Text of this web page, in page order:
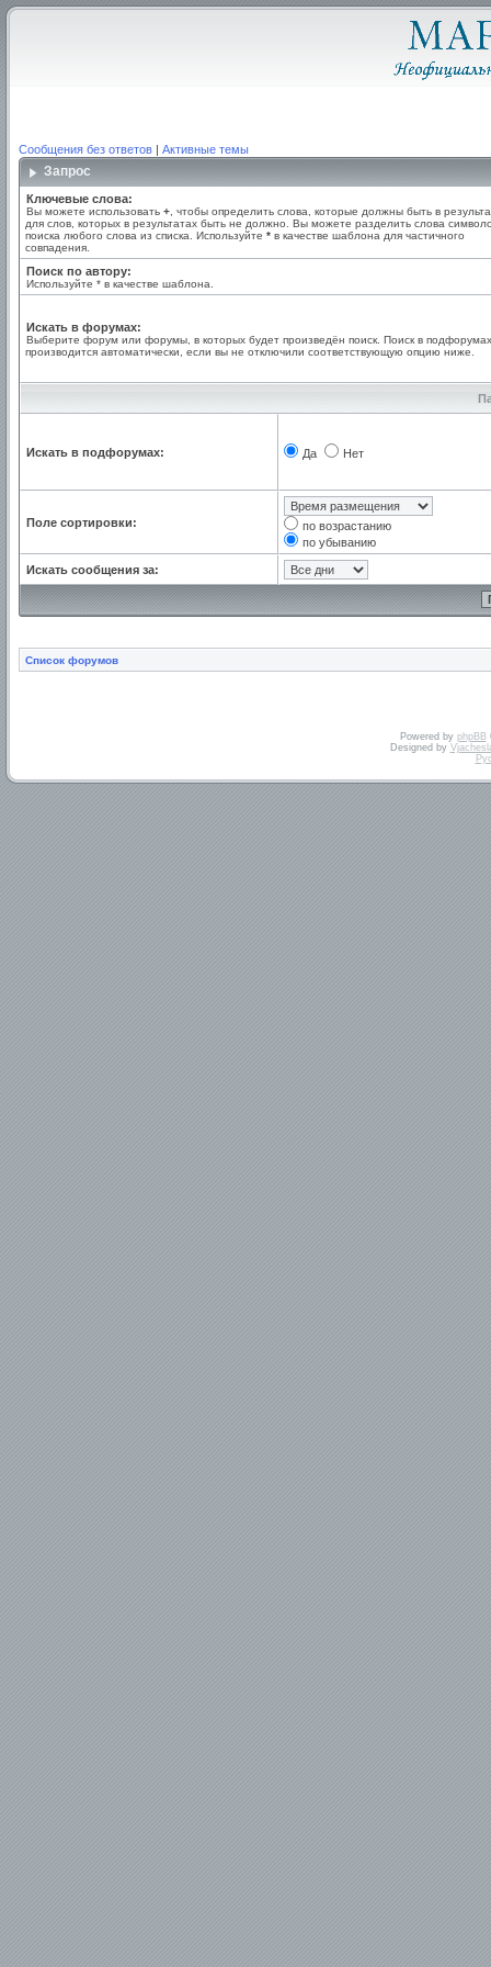
Сообщения без ответов | Активные темы
Запрос
Ключевые слова:
Вы можете использовать + , чтобы определить слова, которые должны быть в
для слов, которых в результатах быть не должно. Вы можете разделить слова
поиска любого слова из списка. Используйте * в качестве шаблона для частичного
совпадения.
Поиск по автору:
Используйте * в качестве шаблона.
Искать в форумах:
Выберите форум или форумы, в которых будет произведён поиск. Поиск в подфорумах
производится автоматически, если вы не отключили соответствующую опцию ниже.
Искать в подфорумах: Да Нет
Поле сортировки:
по возрастанию
по убыванию
Искать сообщения за:
Список форумов
Powered by phpBB
Designed by